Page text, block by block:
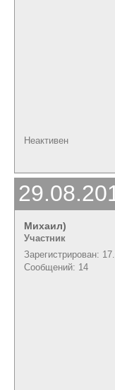
Неактивен
Михаил)
Участник
Зарегистрирован:
Сообщений: 14